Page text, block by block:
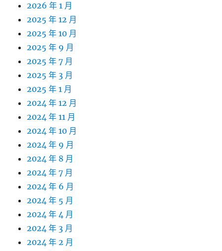
2026 年 1 月
2025 年 12 月
2025 年 10 月
2025 年 9 月
2025 年 7 月
2025 年 3 月
2025 年 1 月
2024 年 12 月
2024 年 11 月
2024 年 10 月
2024 年 9 月
2024 年 8 月
2024 年 7 月
2024 年 6 月
2024 年 5 月
2024 年 4 月
2024 年 3 月
2024 年 2 月